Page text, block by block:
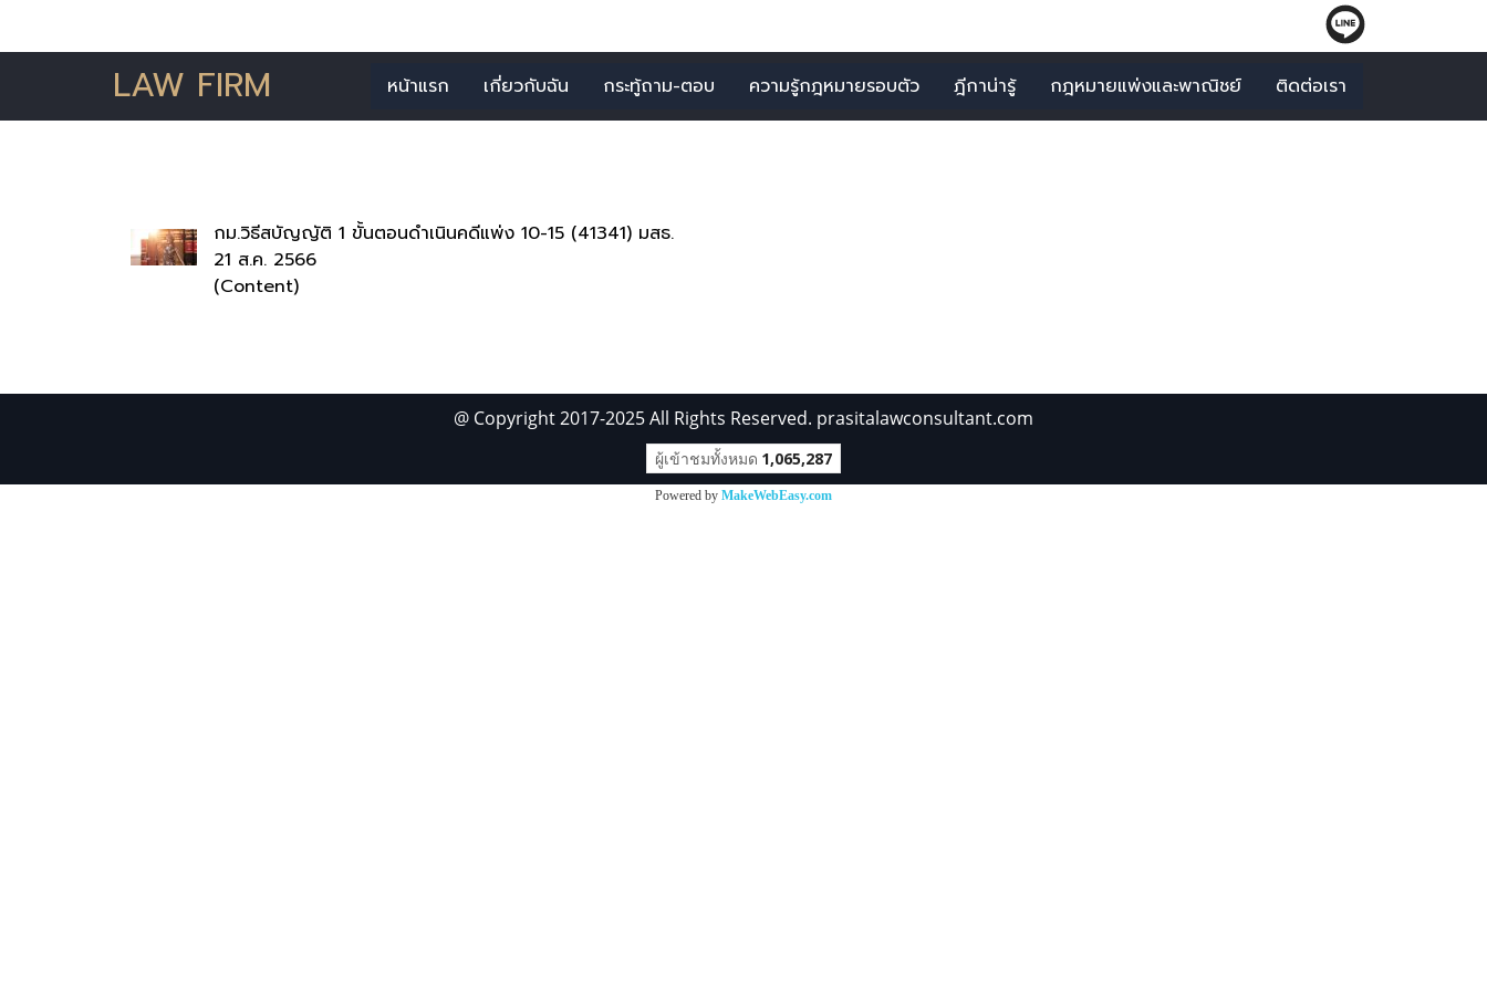
LAW FIRM หน้าแรก เกี่ยวกับฉัน กระทู้ถาม-ตอบ ความรู้กฎหมายรอบตัว ฎีกาน่ารู้ กฎหมายแพ่งและพาณิชย์ ติดต่อเรา
กม.วิธีสบัญญัติ 1 ขั้นตอนดำเนินคดีแพ่ง 10-15 (41341) มสธ.
21 ส.ค. 2566
(Content)
@ Copyright 2017-2025 All Rights Reserved. prasitalawconsultant.com
ผู้เข้าชมทั้งหมด 1,065,287
Powered by MakeWebEasy.com